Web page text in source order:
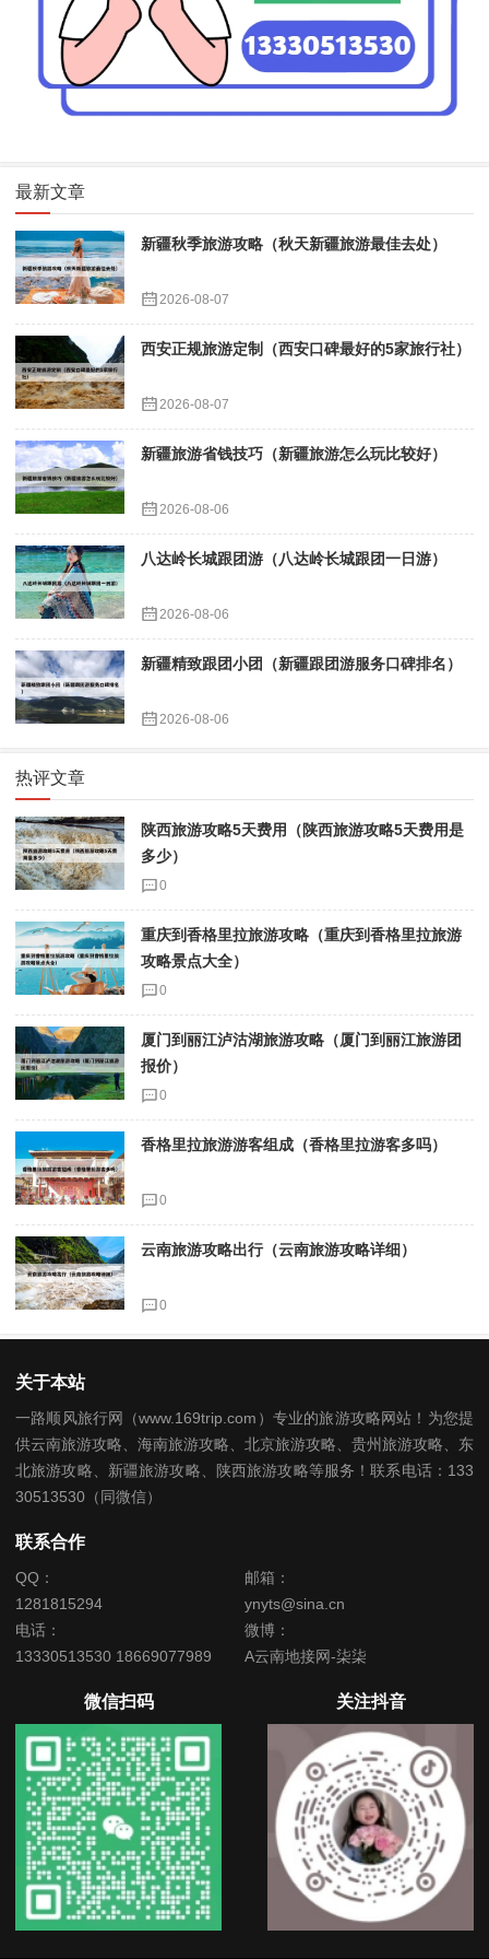
最新文章
新疆秋季旅游攻略（秋天新疆旅游最佳去处）
2026-08-07
西安正规旅游定制（西安口碑最好的5家旅行社）
2026-08-07
新疆旅游省钱技巧（新疆旅游怎么玩比较好）
2026-08-06
八达岭长城跟团游（八达岭长城跟团一日游）
2026-08-06
新疆精致跟团小团（新疆跟团游服务口碑排名）
2026-08-06
热评文章
陕西旅游攻略5天费用（陕西旅游攻略5天费用是
多少）
0
重庆到香格里拉旅游攻略（重庆到香格里拉旅游
攻略景点大全）
0
厦门到丽江泸沽湖旅游攻略（厦门到丽江旅游团
报价）
0
香格里拉旅游游客组成（香格里拉游客多吗）
0
云南旅游攻略出行（云南旅游攻略详细）
0
关于本站
一路顺风旅行网（www.169trip.com）专业的旅游攻略网站！为您提
供云南旅游攻略、海南旅游攻略、北京旅游攻略、贵州旅游攻略、东
北旅游攻略、新疆旅游攻略、陕西旅游攻略等服务！联系电话：133
30513530（同微信）
联系合作
QQ：
1281815294
邮箱：
ynyts@sina.cn
电话：
13330513530 18669077989
微博：
A云南地接网-柒柒
微信扫码 关注抖音